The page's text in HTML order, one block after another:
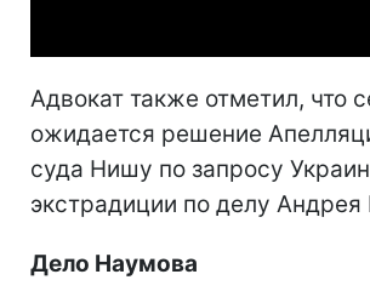
Адвокат также отметил, что
ожидается решение
суда Нишу по запросу
экстрадиции по делу
Дело Наумова